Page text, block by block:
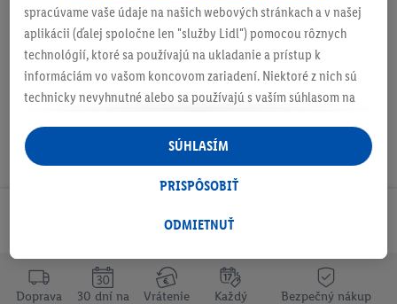
O produkte
Odoberaj Newsletter!
Doprava
30 dní na
Vrátenie
Každý
Bezpečný nákup
spracúvame vaše údaje na našich webových stránkach a v našej
aplikácii (ďalej spoločne len "služby Lidl") pomocou rôznych
technológií, ktoré sa používajú na ukladanie a prístup k
informáciám vo vašom koncovom zariadení. Niektoré z nich sú
technicky nevyhnutné alebo sa používajú s vaším súhlasom na
personalizovanú reklamu v rámci služieb Lidl aj mimo nich. Ak
ste účastníkom programu Lidl Plus, na tieto účely sa spracúvajú
aj údaje z vášho nákupného správania v obchode.
následne si vytvoríte účet Lidl Plus alebo sa prihlásite do svojho
tiež vytvoriť špeciálny online identifikátor z e-mailovej adresy,
ktorú tam uvediete, aby sme vás mohli rozpoznať v službách
ODMIETNUŤ
PRISPÔSOBIŤ
SÚHLASÍM